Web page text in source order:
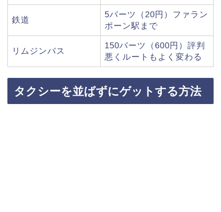
鉄道
5バーツ（20円）ファラン
ポーン駅まで
リムジンバス
150バーツ（600円）評判
悪くルートもよく変わる
タクシーを並ばずにゲットする方法